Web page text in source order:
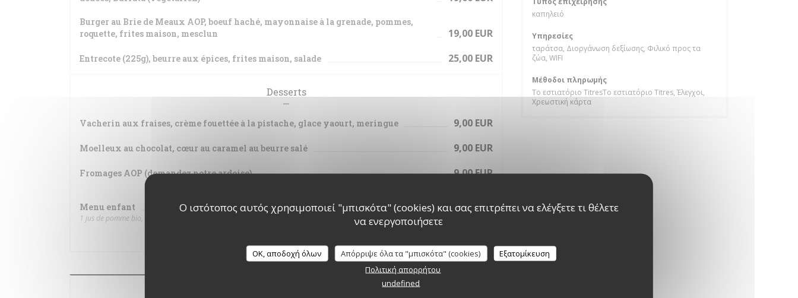
Ο ιστότοπος αυτός χρησιμοποιεί "μπισκότα" (cookies) και σας επιτρέπει να ελέγξετε τι θέλετε
να ενεργοποιήσετε
OK, αποδοχή όλων Απόρριψε όλα τα "μπισκότα" (cookies)
Εξατομίκευση
Πολιτική απορρήτου
undefined
Burger au Brie de Meaux AOP, boeuf haché, mayonnaise à la grenade, pommes,
roquette, frites maison, mesclun
19,00 EUR
Entrecote (225g), beurre aux épices, frites maison, salade 25,00 EUR
Desserts
Vacherin aux fraises, crème fouettée à la pistache, glace yaourt, meringue 9,00 EUR
Moelleux au chocolat, cœur au caramel au beurre salé 9,00 EUR
Fromages AOP (demandez notre ardoise) 9,00 EUR
Menu enfant 12,00 EUR
1 jus de pomme bio, 1 burger (boeuf haché, cheddar, pain bio, ketchup), 1 boule de glace
καπηλειό
Υπηρεσίες
ταράτσα, Διοργάνωση δεξίωσης, Φιλικό προς τα
ζώα, WIFI
Μέθοδοι πληρωμής
Το εστιατόριο TitresΤο εστιατόριο Titres, Έλεγχοι,
Χρεωστική κάρτα